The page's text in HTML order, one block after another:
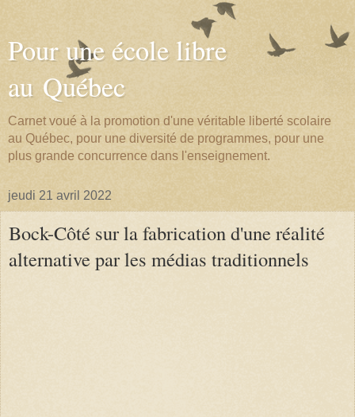
Pour une école libre
au Québec
Carnet voué à la promotion d'une véritable liberté scolaire
au Québec, pour une diversité de programmes, pour une
plus grande concurrence dans l'enseignement.
jeudi 21 avril 2022
Bock-Côté sur la fabrication d'une réalité
alternative par les médias traditionnels